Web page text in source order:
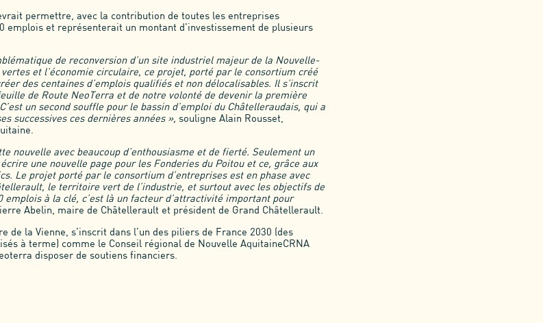
permettre, avec la contribution de toutes les entreprises
emplois et représenterait un montant d’investissement de plusieurs
de reconversion d’un site industriel majeur de la Nouvelle-
et l’économie circulaire, ce projet, porté par le consortium créé
des centaines d’emplois qualifiés et non délocalisables. Il s’inscrit
de Route NeoTerra et de notre volonté de devenir la première
un second souffle pour le bassin d’emploi du Châtelleraudais, qui a
successives ces dernières années », souligne Alain Rousset,
nouvelle avec beaucoup d’enthousiasme et de fierté. Seulement un
une nouvelle page pour les Fonderies du Poitou et ce, grâce aux
Le projet porté par le consortium d’entreprises est en phase avec
le territoire vert de l’industrie, et surtout avec les objectifs de
emplois à la clé, c’est là un facteur d’attractivité important pour
Abelin, maire de Châtellerault et président de Grand Châtellerault.
de la Vienne, s’inscrit dans l’un des piliers de France 2030 (des
à terme) comme le Conseil régional de Nouvelle AquitaineCRNA
disposer de soutiens financiers.